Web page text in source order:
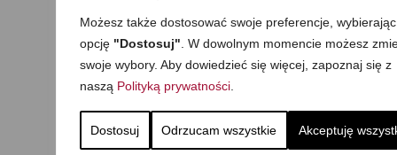
Możesz także dostosować swoje preferencje, wybierając
opcję "Dostosuj" . W dowolnym momencie możesz
swoje wybory. Aby dowiedzieć się więcej, zapoznaj się z
naszą Polityką prywatności.
Dostosuj Odrzucam wszystkie Akceptuję
Justyna
Dziękuję za szybką odpowiedź 🙂 sernik
serdecznie.